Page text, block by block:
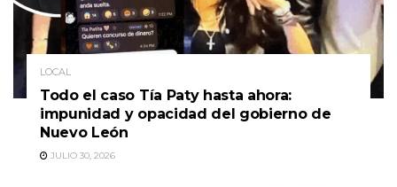
LOCAL
Todo el caso Tía Paty hasta ahora:
impunidad y opacidad del gobierno de
Nuevo León
JULIO 30, 2026